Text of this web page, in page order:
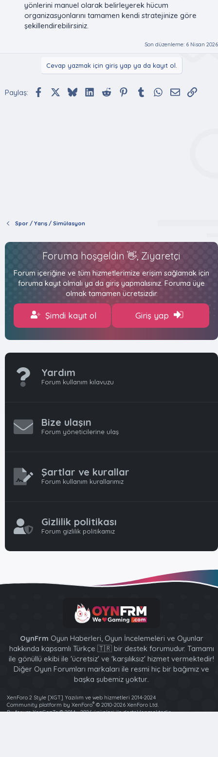
yönlerini manuel olarak belirleyerek hücum
organizasyonlarını tamamen kendi stratejinize göre
şekillendirebilirsiniz.
Son düzenleme: 6 Nisan 2026
Cevap yazmak için giriş yap ya da kayıt ol.
Paylaş: FacebookX (Twitter)
BlueskyLinkedIn
Reddit Pinterest
TumblrWhatsApp
E-posta
Spor / Yarış / Simülasyon
Foruma hoşgeldin 👋, Ziyaretçi
Forum içeriğine ve tüm hizmetlerimize erişim sağlamak için
foruma kayıt olmalı ya da giriş yapmalısınız. Foruma üye
olmak tamamen ücretsizdir.
Şimdi kayıt ol Giriş yap
Yardım
Forum kullanım kılavuzu
Bize ulaşın
Forum yöneticilerine ulaş
Şartlar ve kurallar
Forum kullanım kurallarımız
Gizlilik politikası
Forum gizlilik politikamız
OynFrm Oyun Haberleri, Oyun İncelemeleri ve Oyunlar
hakkında kapsamlı Türkçe 🇹🇷 bir destek forumudur. Tamamı
ile gönüllü ekibi ile 'ücretsiz' ve 'karşılıksız' hizmet vermektedir!
Diğer Oyun Forumları markaları ile resmi hiç bir bağımız ve
başka şubemiz yoktur..
XenForo 2 Style [XGT] Yazılım ve web hizmetleri 2014-2024
Community platform by XenForo® © 2010-2026 XenForo Ltd.
Bu forum XenGenTr © 2014 - 2026 ürünleri ile desteklenmektedir